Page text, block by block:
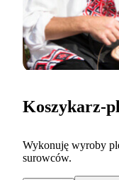
Koszykarz-
Wykonuję wyroby
surowców.